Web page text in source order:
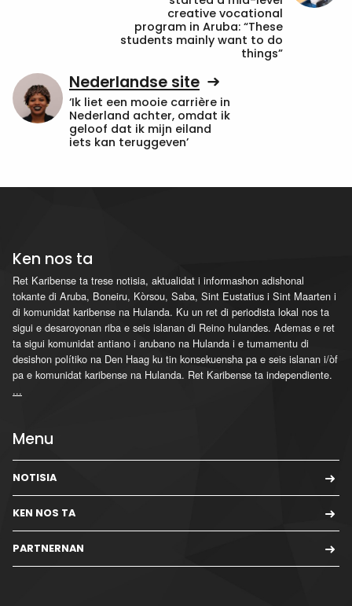
creative vocational
program in Aruba: “These
students mainly want to do
things”
Nederlandse site
‘Ik liet een mooie carrière in
Nederland achter, omdat ik
geloof dat ik mijn eiland
iets kan teruggeven’
Ken nos ta
Ret Karibense ta trese notisia, aktualidat i informashon adishonal
tokante di Aruba, Boneiru, Kòrsou, Saba, Sint Eustatius i Sint Maarten i
di komunidat karibense na Hulanda. Ku un ret di periodista lokal nos ta
sigui e desaroyonan riba e seis islanan di Reino hulandes. Ademas e ret
ta sigui komunidat antiano i arubano na Hulanda i e tumamentu di
desishon polítiko na Den Haag ku tin konsekuensha pa e seis islanan i/òf
pa e komunidat karibense na Hulanda. Ret Karibense ta independiente.
...
Menu
NOTISIA
KEN NOS TA
PARTNERNAN